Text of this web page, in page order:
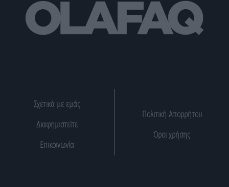
Σχετικά με εμάς
Διαφημιστείτε
Επικοινωνία
Πολιτική Απορρήτου
Όροι χρήσης